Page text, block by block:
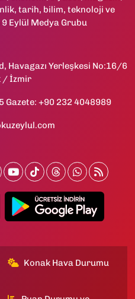
tarih, bilim, teknoloji ve
Eylül Medya Grubu
Havagazı Yerleşkesi No:16/6
/ İzmir
Gazete: +90 232 4048989
Konak Hava Durumu